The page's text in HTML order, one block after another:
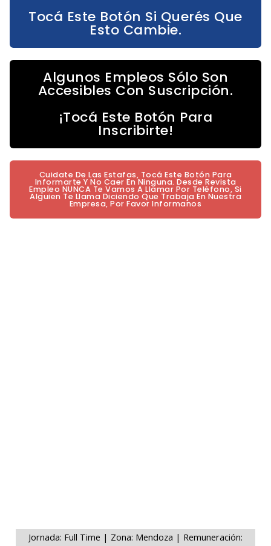
Tocá Este Botón Si Querés Que
Esto Cambie.
Algunos Empleos Sólo Son
Accesibles Con Suscripción.
¡Tocá Este Botón Para
Inscribirte!
Cuidate De Las Estafas, Tocá Este Botón Para
Informarte Y No Caer En Ninguna. Desde Revista
Empleo NUNCA Te Vamos A Llamar Por Teléfono, Si
Alguien Te Llama Diciendo Que Trabaja En Nuestra
Empresa, Por Favor Informanos
Jornada: Full Time | Zona: Mendoza | Remuneración: